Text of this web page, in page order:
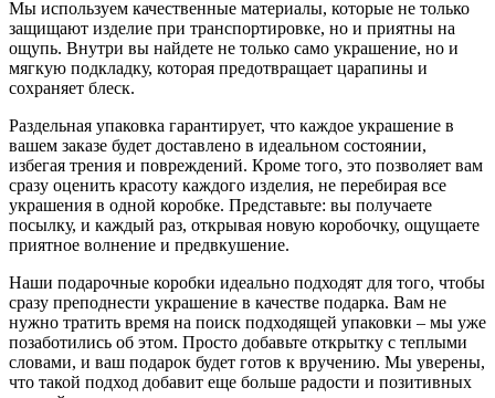
Мы используем качественные материалы, которые не только
защищают изделие при транспортировке, но и приятны на
ощупь. Внутри вы найдете не только само украшение, но и
мягкую подкладку, которая предотвращает царапины и
сохраняет блеск.
Раздельная упаковка гарантирует, что каждое украшение в
вашем заказе будет доставлено в идеальном состоянии,
избегая трения и повреждений. Кроме того, это позволяет вам
сразу оценить красоту каждого изделия, не перебирая все
украшения в одной коробке. Представьте: вы получаете
посылку, и каждый раз, открывая новую коробочку, ощущаете
приятное волнение и предвкушение.
Наши подарочные коробки идеально подходят для того, чтобы
сразу преподнести украшение в качестве подарка. Вам не
нужно тратить время на поиск подходящей упаковки – мы уже
позаботились об этом. Просто добавьте открытку с теплыми
словами, и ваш подарок будет готов к вручению. Мы уверены,
что такой подход добавит еще больше радости и позитивных